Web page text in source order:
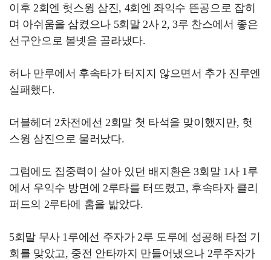
이후 2회엔 헛스윙 삼진, 4회엔 좌익수 뜬공으로 잡히
며 아쉬움을 삼켰으나 5회말 2사 2, 3루 찬스에서 좋은
선구안으로 볼넷을 골라냈다.
허나 만루에서 후속타가 터지지 않으면서 추가 진루엔
실패했다.
더블헤더 2차전에선 2회말 첫 타석을 맞이했지만, 헛
스윙 삼진으로 물러났다.
그럼에도 집중력이 살아 있던 배지환은 3회말 1사 1루
에서 우익수 방면에 2루타를 터뜨렸고, 후속타자 클리
퍼드의 2루타에 홈을 밟았다.
5회말 무사 1루에선 주자가 2루 도루에 성공해 타점 기
회를 맞았고, 중전 안타까지 만들어냈으나 2루주자가